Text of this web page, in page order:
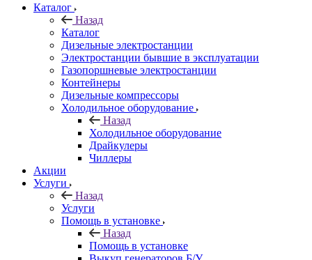
Каталог
Назад
Каталог
Дизельные электростанции
Электростанции бывшие в эксплуатации
Газопоршневые электростанции
Контейнеры
Дизельные компрессоры
Холодильное оборудование
Назад
Холодильное оборудование
Драйкулеры
Чиллеры
Акции
Услуги
Назад
Услуги
Помощь в установке
Назад
Помощь в установке